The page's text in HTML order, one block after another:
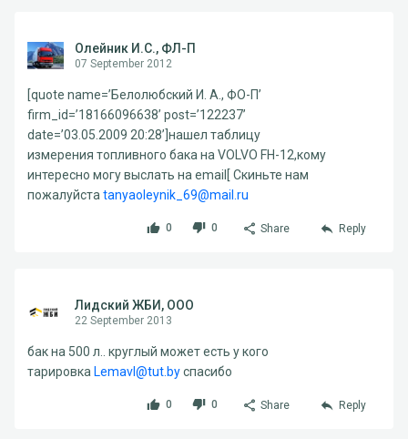
Олейник И.С., ФЛ-П
07 September 2012
[quote name=’Белолюбский И. А., ФО-П’
firm_id=’18166096638’ post=’122237’
date=’03.05.2009 20:28’]нашел таблицу
измерения топливного бака на VOLVO FH-12,кому
интересно могу выслать на email[ Скиньте нам
пожалуйста tanyaoleynik_69@mail.ru
0 0 Share Reply
Лидский ЖБИ, ООО
22 September 2013
бак на 500 л.. круглый может есть у кого
тарировка Lemavl@tut.byспасибо
0 0 Share Reply